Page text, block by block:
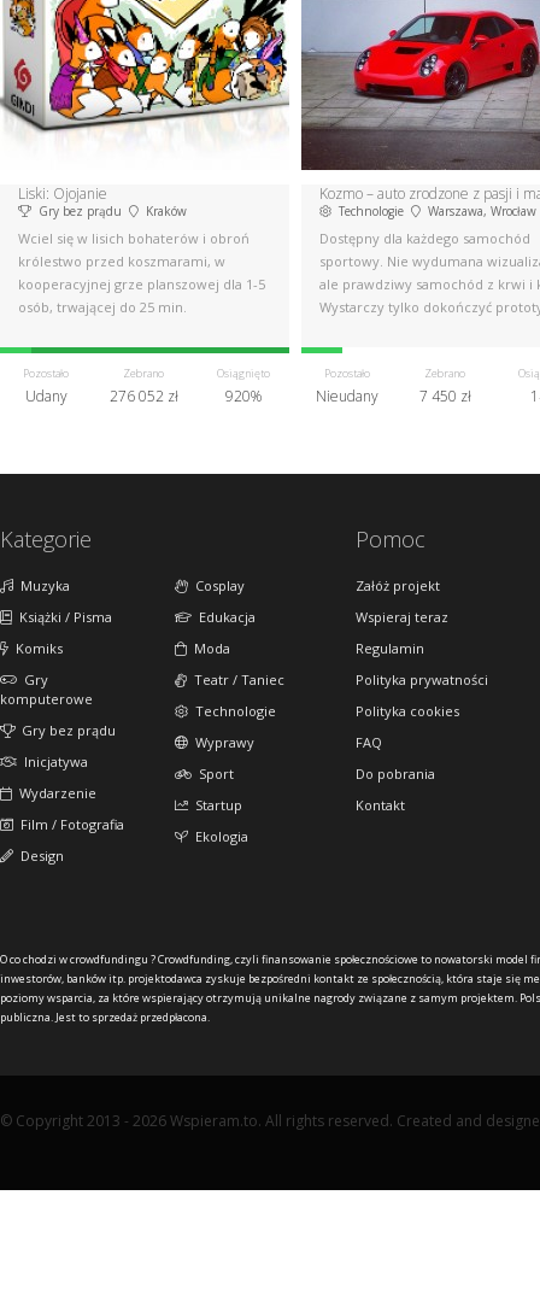
Liski: Ojojanie
Gry bez prądu Kraków
Wciel się w lisich bohaterów i obroń
królestwo przed koszmarami, w
kooperacyjnej grze planszowej dla 1-5
osób, trwającej do 25 min.
Pozostało
Udany
Zebrano
276 052 zł
Osiągnięto
920%
Technologie Warszawa, Wrocław
Dostępny dla każdego samochód
sportowy. Nie wydumana
ale prawdziwy samochód z krwi i
Wystarczy tylko dokończyć
Pozostało
Nieudany
Zebrano
7 450 zł
Kategorie
Muzyka
Książki / Pisma
Komiks
Gry
komputerowe
Gry bez prądu
Inicjatywa
Wydarzenie
Film / Fotografia
Design
Cosplay
Edukacja
Moda
Teatr / Taniec
Technologie
Wyprawy
Sport
Startup
Ekologia
Pomoc
Załóż projekt
Wspieraj teraz
Regulamin
Polityka prywatności
Polityka cookies
FAQ
Do pobrania
Kontakt
O co chodzi w crowdfundingu ?Crowdfunding, czyli finansowanie społecznościowe to nowatorski model
inwestorów, banków itp. projektodawca zyskuje bezpośredni kontakt ze społecznością, która staje się
poziomy wsparcia, za które wspierający otrzymują unikalne nagrody związane z samym projektem.
publiczna. Jest to sprzedaż przedpłacona.
© Copyright 2013 - 2026 Wspieram.to. All rights reserved. Created and